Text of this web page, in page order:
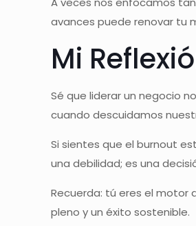
avances puede renovar tu
Mi
Sé que liderar un negocio
cuando descuidamos
Si sientes que el burnout
una debilidad; es una
Recuerda: tú eres el motor
pleno y un éxito sostenible.